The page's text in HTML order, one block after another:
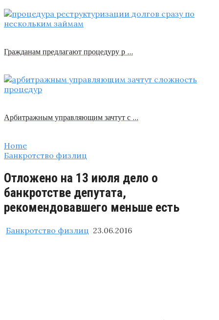
Гражданам предлагают процедуру р …
Арбитражным управляющим зачтут с …
Home
Банкротство физлиц
Отложено на 13 июля дело о
банкротстве депутата,
рекомендовавшего меньше есть
Банкротство физлиц 23.06.2016